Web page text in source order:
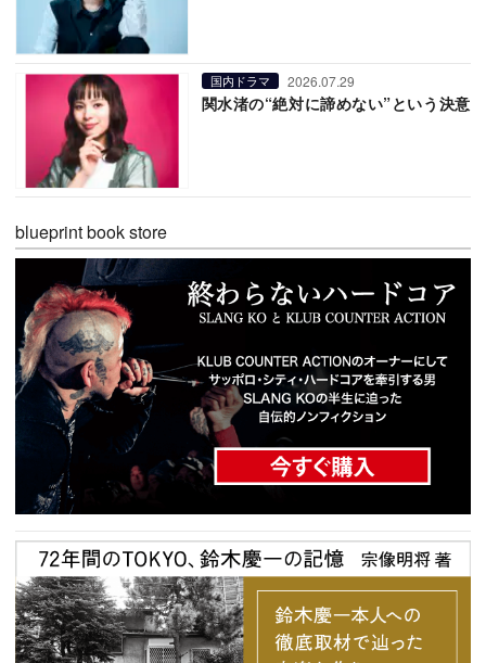
国内ドラマ 2026.07.29
関水渚の“絶対に諦めない”という決意
blueprint book store